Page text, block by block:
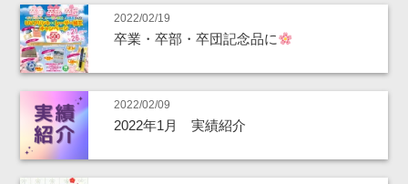
2022/02/19
卒業・卒部・卒団記念品に
2022/02/09
2022年1月 実績紹介